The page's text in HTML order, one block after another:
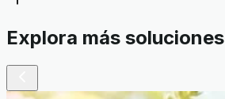
Explora más soluciones